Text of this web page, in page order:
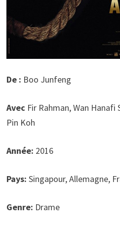
De : Boo Junfeng
Avec Fir Rahman, Wan
Pin Koh
Année: 2016
Pays: Singapour, Allemagne,
Genre: Drame